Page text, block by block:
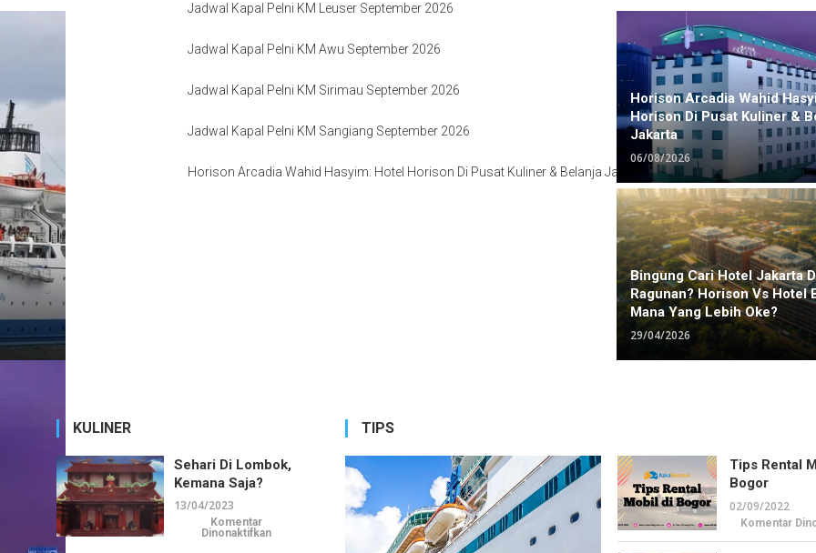
Jadwal Kapal Pelni KM Leuser September 2026
Jadwal Kapal Pelni KM Awu September 2026
Jadwal Kapal Pelni KM Sirimau September 2026
Jadwal Kapal Pelni KM Sangiang September 2026
Horison Arcadia Wahid Hasyim: Hotel Horison Di Pusat Kuliner & Belanja Jakarta
Horison Arcadia Wahid
Horison Di Pusat Kuliner &
Jakarta
06/08/2026
Bingung Cari Hotel Jakarta
Ragunan? Horison Vs Hotel
Mana Yang Lebih Oke?
29/04/2026
KULINER
Sehari Di Lombok,
Kemana Saja?
13/04/2023
Komentar
Dinonaktifkanpada
TIPS
Tips Rental
Bogor
02/09/2022
Komentar